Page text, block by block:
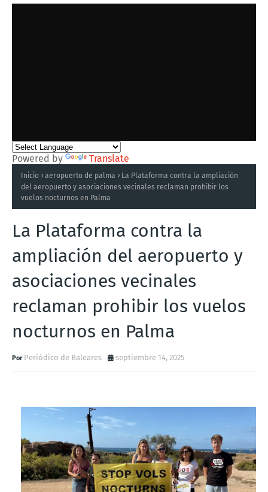
Powered by Translate
Inicio aeropuerto de palma
La Plataforma contra la ampliación
del aeropuerto y asociaciones vecinales reclaman prohibir los
vuelos nocturnos en Palma
La Plataforma contra la
ampliación del aeropuerto y
asociaciones vecinales
reclaman prohibir los vuelos
nocturnos en Palma
Periódico de Baleares septiembre 14, 2025